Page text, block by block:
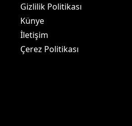
Gizlilik Politikası
Künye
İletişim
Çerez Politikası